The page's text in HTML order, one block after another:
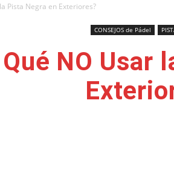
Pista Negra en Exteriores?
CONSEJOS de Pádel
NO Usar